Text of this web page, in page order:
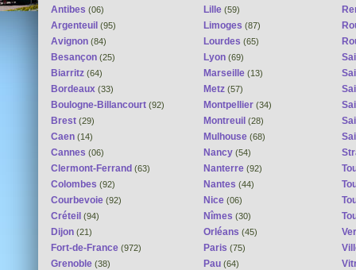
Antibes (06)
Argenteuil (95)
Avignon (84)
Besançon (25)
Biarritz (64)
Bordeaux (33)
Boulogne-Billancourt (92)
Brest (29)
Caen (14)
Cannes (06)
Clermont-Ferrand (63)
Colombes (92)
Courbevoie (92)
Créteil (94)
Dijon (21)
Fort-de-France (972)
Grenoble (38)
Lille (59)
Limoges (87)
Lourdes (65)
Lyon (69)
Marseille (13)
Metz (57)
Montpellier (34)
Montreuil (28)
Mulhouse (68)
Nancy (54)
Nanterre (92)
Nantes (44)
Nice (06)
Nîmes (30)
Orléans (45)
Paris (75)
Pau (64)